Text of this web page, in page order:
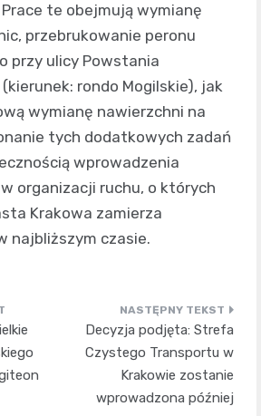
te obejmują wymianę
przebrukowanie peronu
przy ulicy Powstania
rondo Mogilskie), jak
wymianę nawierzchni na
tych dodatkowych zadań
wprowadzenia
organizacji ruchu, o których
Krakowa zamierza
najbliższym czasie.
Decyzja podjęta: Strefa
Czystego Transportu w
Krakowie zostanie
wprowadzona później